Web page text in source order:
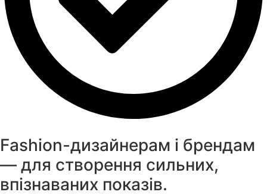
Fashion-дизайнерам і брендам
— для створення сильних,
впізнаваних показів.